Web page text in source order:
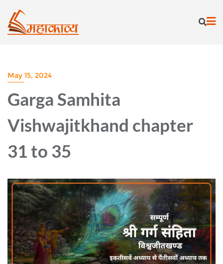
content
May 15, 2024
Garga Samhita
Vishwajitkhand chapter
31 to 35